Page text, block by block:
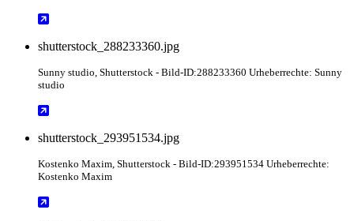
shutterstock_288233360.jpg
Sunny studio , Shutterstock - Bild-ID:288233360 Urheberrechte: Sunny
studio
shutterstock_293951534.jpg
Kostenko Maxim , Shutterstock - Bild-ID:293951534 Urheberrechte:
Kostenko Maxim